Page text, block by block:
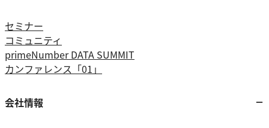
セミナー
コミュニティ
primeNumber DATA SUMMIT
カンファレンス「01」
会社情報